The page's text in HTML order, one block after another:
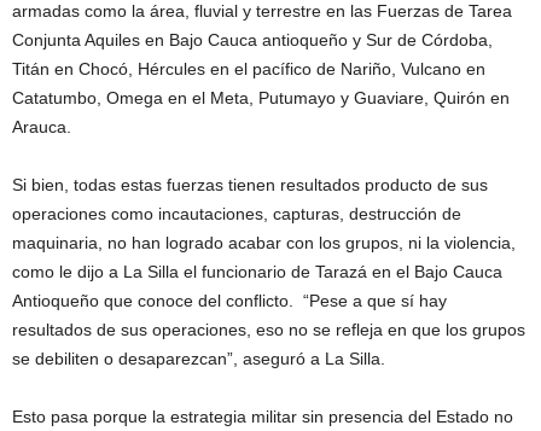
armadas como la área, fluvial y terrestre en las Fuerzas de Tarea
Conjunta Aquiles en Bajo Cauca antioqueño y Sur de Córdoba,
Titán en Chocó, Hércules en el pacífico de Nariño, Vulcano en
Catatumbo, Omega en el Meta, Putumayo y Guaviare, Quirón en
Arauca.
Si bien, todas estas fuerzas tienen resultados producto de sus
operaciones como incautaciones, capturas, destrucción de
maquinaria, no han logrado acabar con los grupos, ni la violencia,
como le dijo a La Silla el funcionario de Tarazá en el Bajo Cauca
Antioqueño que conoce del conflicto. “Pese a que sí hay
resultados de sus operaciones, eso no se refleja en que los grupos
se debiliten o desaparezcan”, aseguró a La Silla.
Esto pasa porque la estrategia militar sin presencia del Estado no